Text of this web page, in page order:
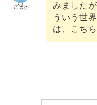
みました
ういう世
は、こち